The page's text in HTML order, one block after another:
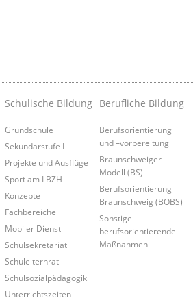
Schulische Bildung
Grundschule
Sekundarstufe I
Projekte und Ausflüge
Sport am LBZH
Konzepte
Fachbereiche
Mobiler Dienst
Schulsekretariat
Schulelternrat
Schulsozialpädagogik
Unterrichtszeiten
Berufliche Bildung
Berufsorientierung
und –vorbereitung
Braunschweiger
Modell (BS)
Berufsorientierung
Braunschweig (BOBS)
Sonstige
berufsorientierende
Maßnahmen